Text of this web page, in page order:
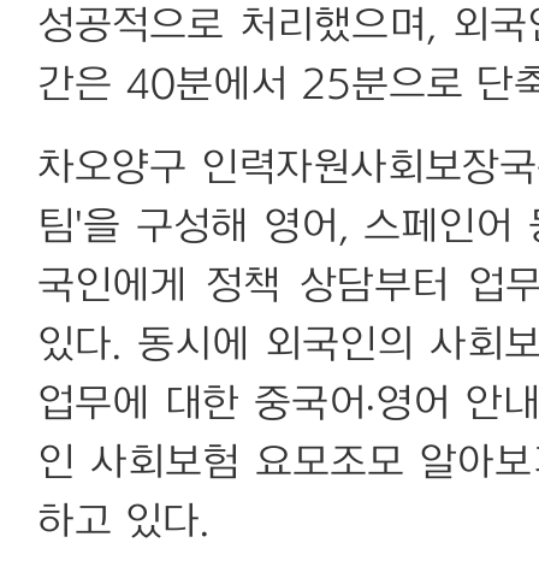
성공적으로 처리했으며, 외
간은 40분에서 25분으로 단
차오양구 인력자원사회보장
팀'을 구성해 영어, 스페인
국인에게 정책 상담부터 업
있다. 동시에 외국인의 사회
업무에 대한 중국어·영어 안
인 사회보험 요모조모 알아
하고 있다.